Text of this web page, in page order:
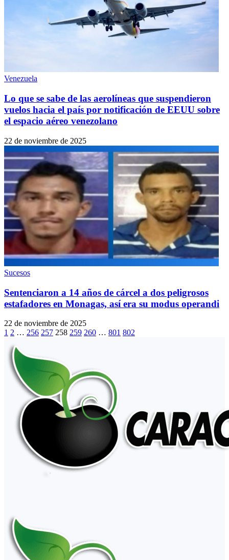
Venezuela
Lo que se sabe de las aerolíneas que suspendieron
vuelos hacia el país por notificación de EEUU sobre
el espacio aéreo venezolano
22 de noviembre de 2025
Sucesos
Sentenciaron a 14 años de cárcel a dos peligrosos
estafadores en Monagas, así era su modus operandi
22 de noviembre de 2025
1 2 … 256 257 258 259 260 … 801 802